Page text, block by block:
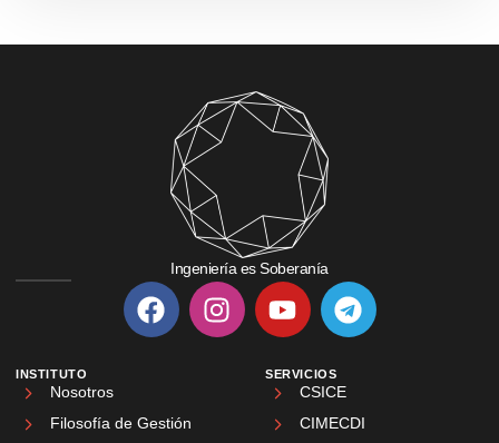
Ingeniería es Soberanía
INSTITUTO
Nosotros
Filosofía de Gestión
SERVICIOS
CSICE
CIMECDI